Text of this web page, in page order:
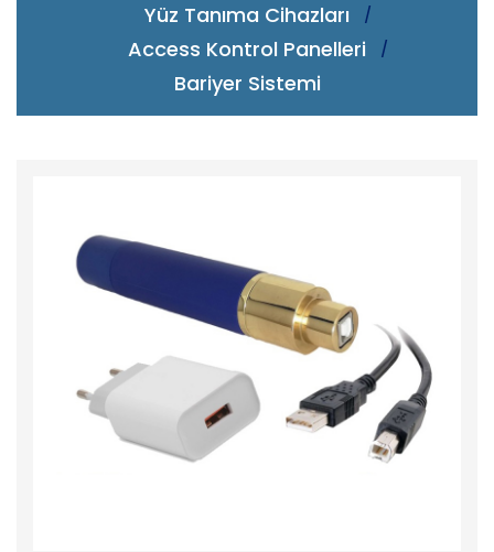
Yüz Tanıma Cihazları
Access Kontrol Panelleri
Bariyer Sistemi